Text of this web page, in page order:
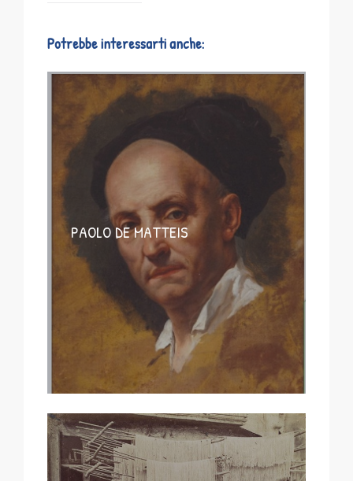
Potrebbe interessarti anche:
PAOLO DE MATTEIS